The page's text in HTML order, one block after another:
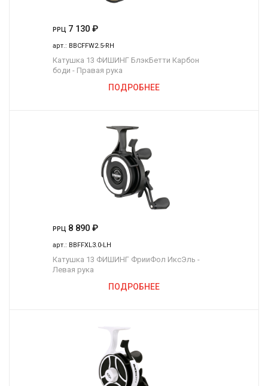
РРЦ 7 130 ₽
арт.: BBCFFW2.5-RH
Катушка 13 ФИШИНГ БлэкБетти Карбон
боди - Правая рука
ПОДРОБНЕЕ
РРЦ 8 890 ₽
арт.: BBFFXL3.0-LH
Катушка 13 ФИШИНГ ФрииФол ИксЭль -
Левая рука
ПОДРОБНЕЕ